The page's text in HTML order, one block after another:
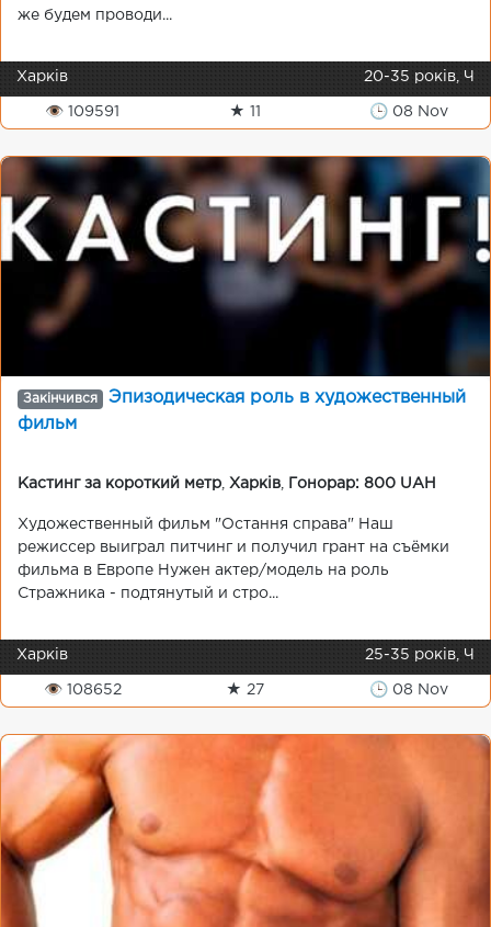
же будем проводи...
Харків 20-35 років, Ч
👁 109591 ★ 11 🕒 08 Nov
Закінчився
Эпизодическая роль в художественный
фильм
Кастинг за короткий метр Харків Гонорар: 800 UAH
Художественный фильм "Остання справа" Наш
режиссер выиграл питчинг и получил грант на съёмки
фильма в Европе Нужен актер/модель на роль
Стражника - подтянутый и стро...
Харків 25-35 років, Ч
👁 108652 ★ 27 🕒 08 Nov